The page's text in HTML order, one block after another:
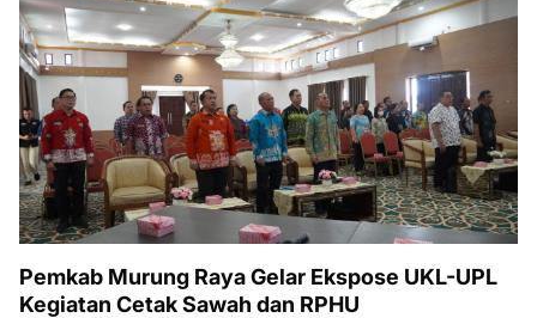
Pemkab Murung Raya Gelar Ekspose UKL-UPL
Kegiatan Cetak Sawah dan RPHU